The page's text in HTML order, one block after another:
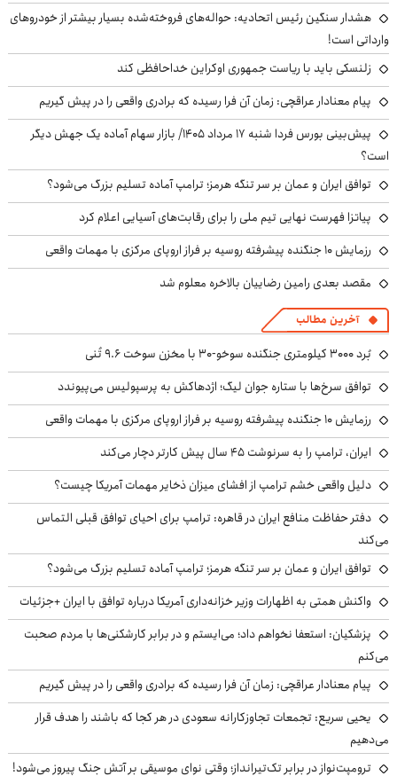
هشدار سنگین رئیس اتحادیه: حواله‌های فروخته‌شده بسیار بیشتر از خودروهای
وارداتی است!
زلنسکی باید با ریاست جمهوری اوکراین خداحافظی کند
پیام معنادار عراقچی: زمان آن فرا رسیده که برادری واقعی را در پیش گیریم
پیش‌بینی بورس فردا شنبه ۱۷ مرداد ۱۴۰۵/ بازار سهام آماده یک جهش دیگر
است؟
توافق ایران و عمان بر سر تنگه هرمز؛ ترامپ آماده تسلیم بزرگ می‌شود؟
پیاتزا فهرست نهایی تیم ملی را برای رقابت‌های آسیایی اعلام کرد
رزمایش ۱۰ جنگنده پیشرفته روسیه بر فراز اروپای مرکزی با مهمات واقعی
مقصد بعدی رامین رضاییان بالاخره معلوم شد
آخرین مطالب
بُرد ۳۰۰۰ کیلومتری جنگنده سوخو-۳۰ با مخزن سوخت ۹.۶ تُنی
توافق سرخ‌ها با ستاره جوان لیگ؛ اژدهاکش به پرسپولیس می‌پیوندد
رزمایش ۱۰ جنگنده پیشرفته روسیه بر فراز اروپای مرکزی با مهمات واقعی
ایران، ترامپ را به سرنوشت ۴۵ سال پیش کارتر دچار می‌کند
دلیل واقعی خشم ترامپ از افشای میزان ذخایر مهمات آمریکا چیست؟
دفتر حفاظت منافع ایران در قاهره: ترامپ برای احیای توافق قبلی التماس
می‌کند
توافق ایران و عمان بر سر تنگه هرمز؛ ترامپ آماده تسلیم بزرگ می‌شود؟
واکنش همتی به اظهارات وزیر خزانه‌داری آمریکا درباره توافق با ایران +جزئیات
پزشکیان: استعفا نخواهم داد؛ می‌ایستم و در برابر کارشکنی‌ها با مردم صحبت
می‌کنم
پیام معنادار عراقچی: زمان آن فرا رسیده که برادری واقعی را در پیش گیریم
یحیی سریع: تجمعات تجاوزکارانه سعودی در هر کجا که باشند را هدف قرار
می‌دهیم
ترومپت‌نواز در برابر تک‌تیرانداز؛ وقتی نوای موسیقی بر آتش جنگ پیروز می‌شود!